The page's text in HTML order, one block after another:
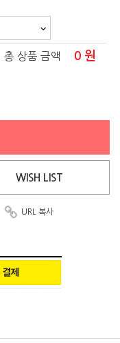
총 상품 금액 0 원
WISH LIST
URL 복사